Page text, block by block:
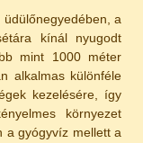
a
kínál nyugodt
mint 1000 méter
alkalmas különféle
kezelésére, így
környezet
a gyógyvíz mellett a